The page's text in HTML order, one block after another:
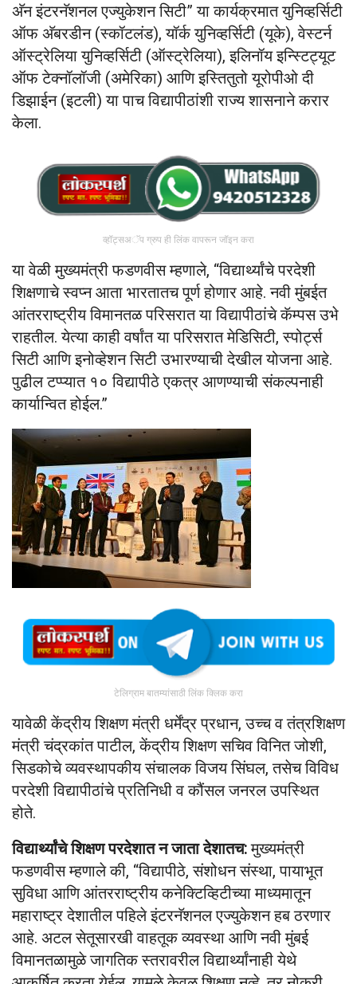
अ‍ॅन इंटरनॅशनल एज्युकेशन सिटी” या कार्यक्रमात युनिव्हर्सिटी
ऑफ अ‍ॅबरडीन (स्कॉटलंड), यॉर्क युनिव्हर्सिटी (यूके), वेस्टर्न
ऑस्ट्रेलिया युनिव्हर्सिटी (ऑस्ट्रेलिया), इलिनॉय इन्स्टिट्यूट
ऑफ टेक्नॉलॉजी (अमेरिका) आणि इस्तितुतो यूरोपीओ दी
डिझाईन (इटली) या पाच विद्यापीठांशी राज्य शासनाने करार
केला.
व्हॉट्सअॅप ग्रुप ही लिंक वापरून जॉइन करा
या वेळी मुख्यमंत्री फडणवीस म्हणाले, “विद्यार्थ्यांचे परदेशी
शिक्षणाचे स्वप्न आता भारतातच पूर्ण होणार आहे. नवी मुंबईत
आंतरराष्ट्रीय विमानतळ परिसरात या विद्यापीठांचे कॅम्पस उभे
राहतील. येत्या काही वर्षांत या परिसरात मेडिसिटी, स्पोर्ट्स
सिटी आणि इनोव्हेशन सिटी उभारण्याची देखील योजना आहे.
पुढील टप्प्यात १० विद्यापीठे एकत्र आणण्याची संकल्पनाही
कार्यान्वित होईल.”
टेलिग्राम बातम्यांसाठी लिंक क्लिक करा
यावेळी केंद्रीय शिक्षण मंत्री धर्मेंद्र प्रधान, उच्च व तंत्रशिक्षण
मंत्री चंद्रकांत पाटील, केंद्रीय शिक्षण सचिव विनित जोशी,
सिडकोचे व्यवस्थापकीय संचालक विजय सिंघल, तसेच विविध
परदेशी विद्यापीठांचे प्रतिनिधी व कौंसल जनरल उपस्थित
होते.
विद्यार्थ्यांचे शिक्षण परदेशात न जाता देशातच:मुख्यमंत्री
फडणवीस म्हणाले की, “विद्यापीठे, संशोधन संस्था, पायाभूत
सुविधा आणि आंतरराष्ट्रीय कनेक्टिव्हिटीच्या माध्यमातून
महाराष्ट्र देशातील पहिले इंटरनॅशनल एज्युकेशन हब ठरणार
आहे. अटल सेतूसारखी वाहतूक व्यवस्था आणि नवी मुंबई
विमानतळामुळे जागतिक स्तरावरील विद्यार्थ्यांनाही येथे